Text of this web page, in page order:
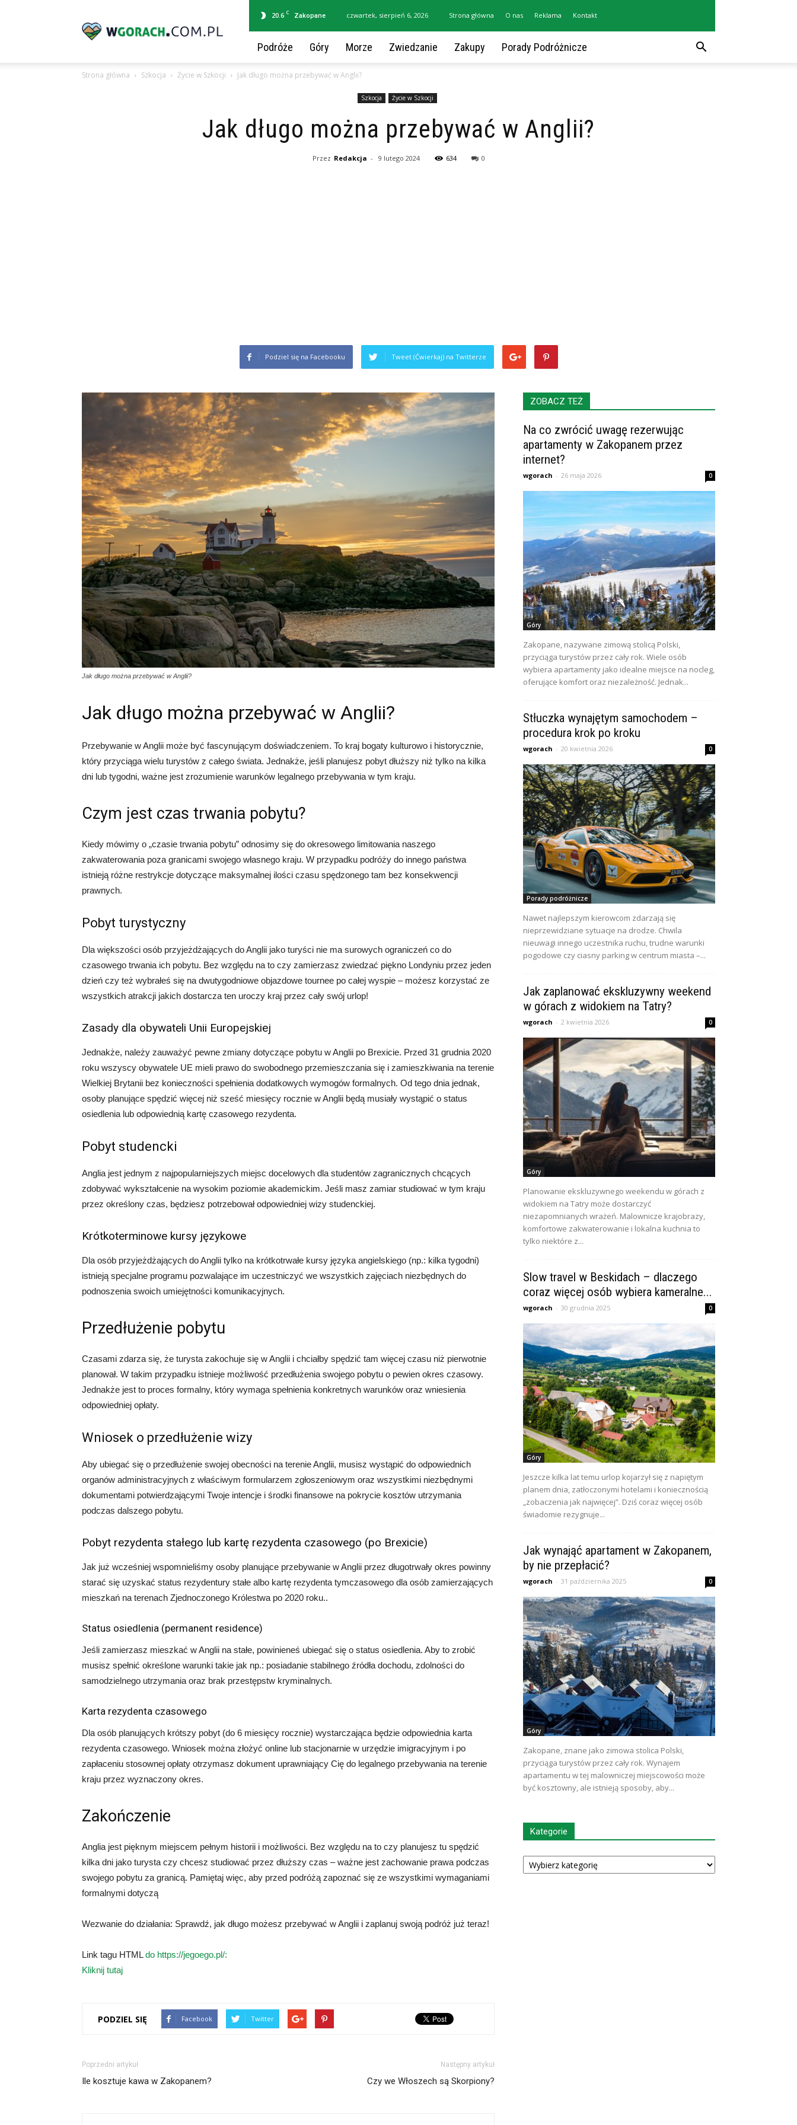
20.6 C Zakopane czwartek, sierpień 6, 2026 Strona główna O nas Reklama Kontakt
Podróże Góry Morze Zwiedzanie Zakupy Porady Podróżnicze
Strona główna Szkocja Życie w Szkocji Jak długo można przebywać w Anglii?
Szkocja Życie w Szkocji
Jak długo można przebywać w Anglii?
Przez Redakcja - 9 lutego 2024 634 0
Podziel się na Facebooku Tweet (Ćwierkaj) na Twitterze
Jak długo można przebywać w Anglii?
Jak długo można przebywać w Anglii?
Przebywanie w Anglii może być fascynującym doświadczeniem. To kraj bogaty kulturowo i historycznie,
który przyciąga wielu turystów z całego świata. Jednakże, jeśli planujesz pobyt dłuższy niż tylko na kilka
dni lub tygodni, ważne jest zrozumienie warunków legalnego przebywania w tym kraju.
Czym jest czas trwania pobytu?
Kiedy mówimy o „czasie trwania pobytu” odnosimy się do okresowego limitowania naszego
zakwaterowania poza granicami swojego własnego kraju. W przypadku podróży do innego państwa
istnieją różne restrykcje dotyczące maksymalnej ilości czasu spędzonego tam bez konsekwencji
prawnych.
Pobyt turystyczny
Dla większości osób przyjeżdżających do Anglii jako turyści nie ma surowych ograniczeń co do
czasowego trwania ich pobytu. Bez względu na to czy zamierzasz zwiedzać piękno Londyniu przez jeden
dzień czy też wybrałeś się na dwutygodniowe objazdowe tournee po całej wyspie – możesz korzystać ze
wszystkich atrakcji jakich dostarcza ten uroczy kraj przez cały swój urlop!
Zasady dla obywateli Unii Europejskiej
Jednakże, należy zauważyć pewne zmiany dotyczące pobytu w Anglii po Brexicie. Przed 31 grudnia 2020
roku wszyscy obywatele UE mieli prawo do swobodnego przemieszczania się i zamieszkiwania na terenie
Wielkiej Brytanii bez konieczności spełnienia dodatkowych wymogów formalnych. Od tego dnia jednak,
osoby planujące spędzić więcej niż sześć miesięcy rocznie w Anglii będą musiały wystąpić o status
osiedlenia lub odpowiednią kartę czasowego rezydenta.
Pobyt studencki
Anglia jest jednym z najpopularniejszych miejsc docelowych dla studentów zagranicznych chcących
zdobywać wykształcenie na wysokim poziomie akademickim. Jeśli masz zamiar studiować w tym kraju
przez określony czas, będziesz potrzebował odpowiedniej wizy studenckiej.
Krótkoterminowe kursy językowe
Dla osób przyjeżdżających do Anglii tylko na krótkotrwałe kursy języka angielskiego (np.: kilka tygodni)
istnieją specjalne programu pozwalające im uczestniczyć we wszystkich zajęciach niezbędnych do
podnoszenia swoich umiejętności komunikacyjnych.
Przedłużenie pobytu
Czasami zdarza się, że turysta zakochuje się w Anglii i chciałby spędzić tam więcej czasu niż pierwotnie
planował. W takim przypadku istnieje możliwość przedłużenia swojego pobytu o pewien okres czasowy.
Jednakże jest to proces formalny, który wymaga spełnienia konkretnych warunków oraz wniesienia
odpowiedniej opłaty.
Wniosek o przedłużenie wizy
Aby ubiegać się o przedłużenie swojej obecności na terenie Anglii, musisz wystąpić do odpowiednich
organów administracyjnych z właściwym formularzem zgłoszeniowym oraz wszystkimi niezbędnymi
dokumentami potwierdzającymi Twoje intencje i środki finansowe na pokrycie kosztów utrzymania
podczas dalszego pobytu.
Pobyt rezydenta stałego lub kartę rezydenta czasowego (po Brexicie)
Jak już wcześniej wspomnieliśmy osoby planujące przebywanie w Anglii przez długotrwały okres powinny
starać się uzyskać status rezydentury stałe albo kartę rezydenta tymczasowego dla osób zamierzających
mieszkań na terenach Zjednoczonego Królestwa po 2020 roku..
Status osiedlenia (permanent residence)
Jeśli zamierzasz mieszkać w Anglii na stałe, powinieneś ubiegać się o status osiedlenia. Aby to zrobić
musisz spełnić określone warunki takie jak np.: posiadanie stabilnego źródła dochodu, zdolności do
samodzielnego utrzymania oraz brak przestępstw kryminalnych.
Karta rezydenta czasowego
Dla osób planujących krótszy pobyt (do 6 miesięcy rocznie) wystarczająca będzie odpowiednia karta
rezydenta czasowego. Wniosek można złożyć online lub stacjonarnie w urzędzie imigracyjnym i po
zapłaceniu stosownej opłaty otrzymasz dokument uprawniający Cię do legalnego przebywania na terenie
kraju przez wyznaczony okres.
Zakończenie
Anglia jest pięknym miejscem pełnym historii i możliwości. Bez względu na to czy planujesz tu spędzić
kilka dni jako turysta czy chcesz studiować przez dłuższy czas – ważne jest zachowanie prawa podczas
swojego pobytu za granicą. Pamiętaj więc, aby przed podróżą zapoznać się ze wszystkimi wymaganiami
formalnymi dotyczą
Wezwanie do działania: Sprawdź, jak długo możesz przebywać w Anglii i zaplanuj swoją podróż już teraz!
Link tagu HTMLdo https://jegoego.pl/:
Kliknij tutaj
PODZIEL SIĘ Facebook Twitter
Poprzedni artykuł
Ile kosztuje kawa w Zakopanem?
Następny artykuł
Czy we Włoszech są Skorpiony?
ZOBACZ TEŻ
Na co zwrócić uwagę rezerwując
apartamenty w Zakopanem przez
internet?
wgorach - 26 maja 2026 0
Góry
Zakopane, nazywane zimową stolicą Polski,
przyciąga turystów przez cały rok. Wiele osób
wybiera apartamenty jako idealne miejsce na nocleg,
oferujące komfort oraz niezależność. Jednak...
Stłuczka wynajętym samochodem –
procedura krok po kroku
wgorach - 20 kwietnia 2026 0
Porady podróżnicze
Nawet najlepszym kierowcom zdarzają się
nieprzewidziane sytuacje na drodze. Chwila
nieuwagi innego uczestnika ruchu, trudne warunki
pogodowe czy ciasny parking w centrum miasta –...
Jak zaplanować ekskluzywny weekend
w górach z widokiem na Tatry?
wgorach - 2 kwietnia 2026 0
Góry
Planowanie ekskluzywnego weekendu w górach z
widokiem na Tatry może dostarczyć
niezapomnianych wrażeń. Malownicze krajobrazy,
komfortowe zakwaterowanie i lokalna kuchnia to
tylko niektóre z...
Slow travel w Beskidach – dlaczego
coraz więcej osób wybiera kameralne...
wgorach - 30 grudnia 2025 0
Góry
Jeszcze kilka lat temu urlop kojarzył się z napiętym
planem dnia, zatłoczonymi hotelami i koniecznością
„zobaczenia jak najwięcej”. Dziś coraz więcej osób
świadomie rezygnuje...
Jak wynająć apartament w Zakopanem,
by nie przepłacić?
wgorach - 31 października 2025 0
Góry
Zakopane, znane jako zimowa stolica Polski,
przyciąga turystów przez cały rok. Wynajem
apartamentu w tej malowniczej miejscowości może
być kosztowny, ale istnieją sposoby, aby...
Kategorie
Kategorie